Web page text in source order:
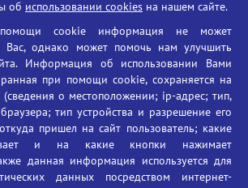
информационной безопасности
прокуратура РФ
государственный университет
академика И.Г. Петровского
Время работы: пн-пт 09:00-18:00
об использовании cookies на нашем сайте.
cookie информация не может
Вас, однако может помочь нам улучшить
Информация об использовании Вами
при помощи cookie, сохраняется на
о местоположении; ip-адрес; тип,
тип устройства и разрешение его
пришел на сайт пользователь; какие
и на какие кнопки нажимает
данная информация используется для
данных посредством интернет-